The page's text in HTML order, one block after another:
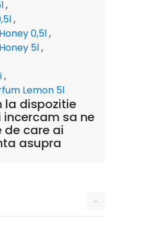
,
,
0,5l,
5l,
,
Lemon 5l
la dispozitie
sa ne
care ai
asupra